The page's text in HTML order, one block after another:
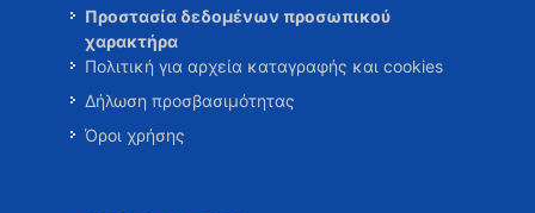
Προστασία δεδομένων προσωπικού
χαρακτήρα
Πολιτική για αρχεία καταγραφής και cookies
Δήλωση προσβασιμότητας
Όροι χρήσης